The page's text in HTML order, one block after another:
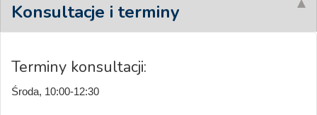
Konsultacje i terminy
Terminy konsultacji:
Środa, 10:00-12:30